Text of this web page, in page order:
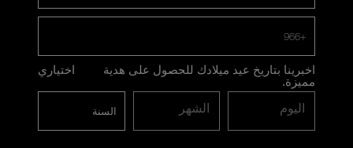
+966
اخبرينا بتاريخ عيد ميلادك للحصول على هدية
مميزة.
اختياري
اليوم الشهر